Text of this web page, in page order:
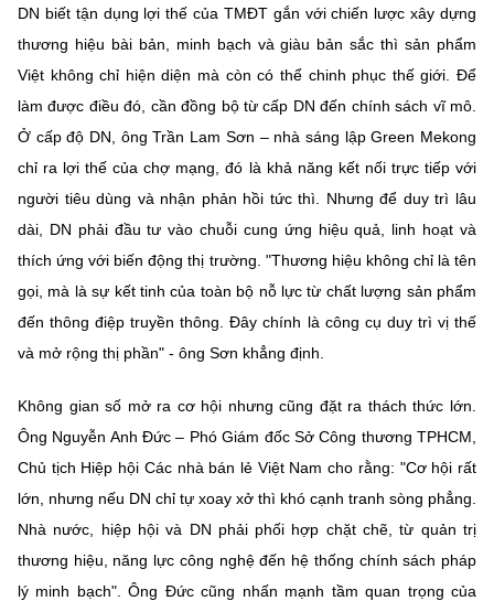
DN biết tận dụng lợi thế của TMĐT gắn với chiến lược xây dựng
thương hiệu bài bản, minh bạch và giàu bản sắc thì sản phẩm
Việt không chỉ hiện diện mà còn có thể chinh phục thế giới. Để
làm được điều đó, cần đồng bộ từ cấp DN đến chính sách vĩ mô.
Ở cấp độ DN, ông Trần Lam Sơn – nhà sáng lập Green Mekong
chỉ ra lợi thế của chợ mạng, đó là khả năng kết nối trực tiếp với
người tiêu dùng và nhận phản hồi tức thì. Nhưng để duy trì lâu
dài, DN phải đầu tư vào chuỗi cung ứng hiệu quả, linh hoạt và
thích ứng với biến động thị trường. "Thương hiệu không chỉ là tên
gọi, mà là sự kết tinh của toàn bộ nỗ lực từ chất lượng sản phẩm
đến thông điệp truyền thông. Đây chính là công cụ duy trì vị thế
và mở rộng thị phần" - ông Sơn khẳng định.
Không gian số mở ra cơ hội nhưng cũng đặt ra thách thức lớn.
Ông Nguyễn Anh Đức – Phó Giám đốc Sở Công thương TPHCM,
Chủ tịch Hiệp hội Các nhà bán lẻ Việt Nam cho rằng: "Cơ hội rất
lớn, nhưng nếu DN chỉ tự xoay xở thì khó cạnh tranh sòng phẳng.
Nhà nước, hiệp hội và DN phải phối hợp chặt chẽ, từ quản trị
thương hiệu, năng lực công nghệ đến hệ thống chính sách pháp
lý minh bạch". Ông Đức cũng nhấn mạnh tầm quan trọng của